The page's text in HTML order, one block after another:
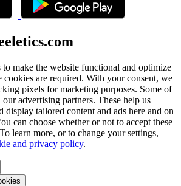
to make the website functional and optimize
cookies are required. With your consent, we
pixels for marketing purposes. Some of
advertising partners. These help us
display tailored content and ads here and on
can choose whether or not to accept these
learn more, or to change your settings,
and privacy policy.